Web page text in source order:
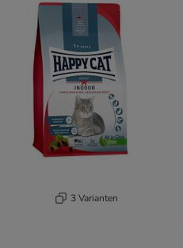
3 Varianten